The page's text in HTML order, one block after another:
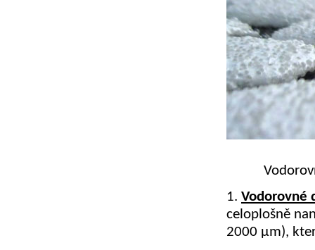
1. Vodorovné
celoplošně
2000 µm),